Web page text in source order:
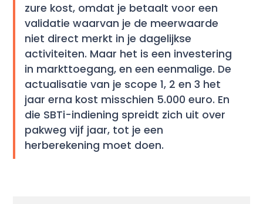
zure kost, omdat je betaalt voor een
validatie waarvan je de meerwaarde
niet direct merkt in je dagelijkse
activiteiten. Maar het is een investering
in markttoegang, en een eenmalige. De
actualisatie van je scope 1, 2 en 3 het
jaar erna kost misschien 5.000 euro. En
die SBTi-indiening spreidt zich uit over
pakweg vijf jaar, tot je een
herberekening moet doen.